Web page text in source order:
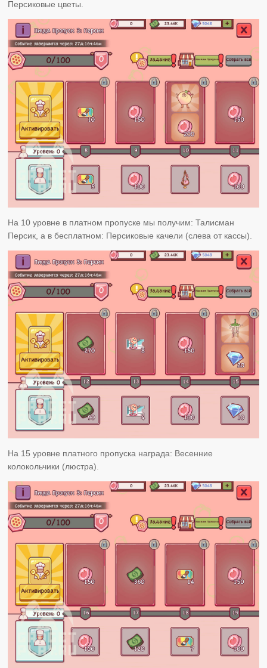
Персиковые цветы.
На 10 уровне в платном пропуске мы получим: Талисман
Персик, а в бесплатном: Персиковые качели (слева от кассы).
На 15 уровне платного пропуска награда: Весенние
колокольчики (люстра).